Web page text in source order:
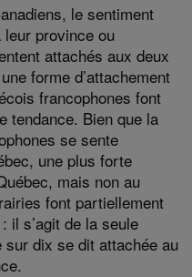
le sentiment
leur province ou
attachés aux deux
forme d’attachement
francophones font
tendance. Bien que la
se sente
une plus forte
mais non au
font partiellement
il s’agit de la seule
sur dix se dit attachée au